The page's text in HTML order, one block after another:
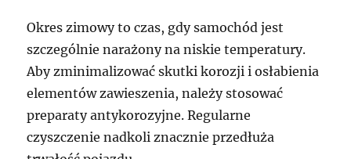
Okres zimowy to czas, gdy samochód jest
szczególnie narażony na niskie temperatury.
Aby zminimalizować skutki korozji i osłabienia
elementów zawieszenia, należy stosować
preparaty antykorozyjne. Regularne
czyszczenie nadkoli znacznie przedłuża